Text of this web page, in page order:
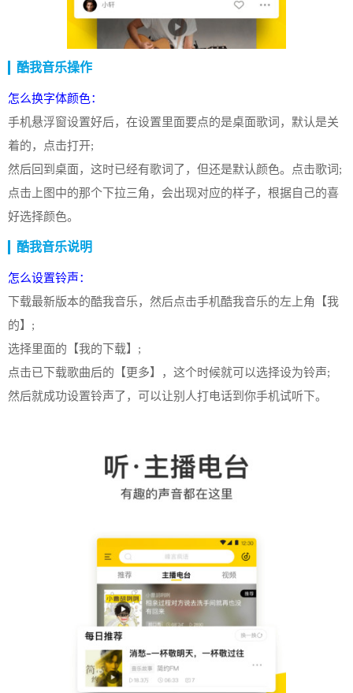
酷我音乐操作
怎么换字体颜色：
手机悬浮窗设置好后，在设置里面要点的是桌面歌词，默认是关
着的，点击打开;
然后回到桌面，这时已经有歌词了，但还是默认颜色。点击歌词;
点击上图中的那个下拉三角，会出现对应的样子，根据自己的喜
好选择颜色。
酷我音乐说明
怎么设置铃声：
下载最新版本的酷我音乐，然后点击手机酷我音乐的左上角【我
的】;
选择里面的【我的下载】;
点击已下载歌曲后的【更多】，这个时候就可以选择设为铃声;
然后就成功设置铃声了，可以让别人打电话到你手机试听下。